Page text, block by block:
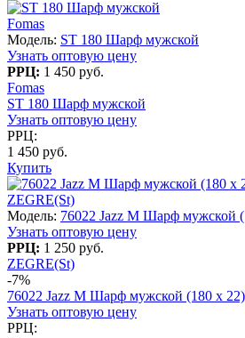
Fomas
Модель: ST 180 Шарф мужской
Узнать оптовую цену
РРЦ: 1 450 руб.
Fomas
ST 180 Шарф мужской
Узнать оптовую цену
РРЦ:
1 450 руб.
Купить
ZEGRE(St)
Модель: 76022 Jazz M Шарф мужской
Узнать оптовую цену
РРЦ: 1 250 руб.
ZEGRE(St)
-7%
76022 Jazz M Шарф мужской (180 x 22)
Узнать оптовую цену
РРЦ: